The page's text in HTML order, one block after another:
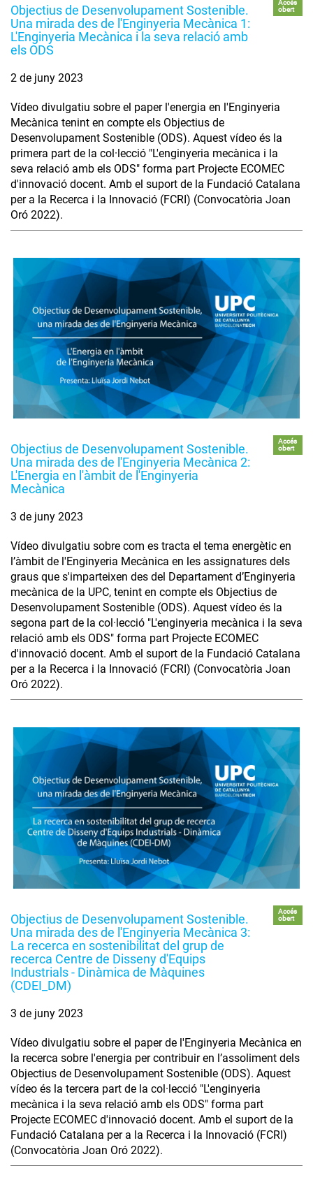
Objectius de Desenvolupament Sostenible.
Una mirada des de l'Enginyeria Mecànica 1:
L'Enginyeria Mecànica i la seva relació amb
els ODS
Accés
obert
2 de juny 2023
Vídeo divulgatiu sobre el paper l'energia en l'Enginyeria
Mecànica tenint en compte els Objectius de
Desenvolupament Sostenible (ODS). Aquest vídeo és la
primera part de la col·lecció "L'enginyeria mecànica i la
seva relació amb els ODS" forma part Projecte ECOMEC
d'innovació docent. Amb el suport de la Fundació Catalana
per a la Recerca i la Innovació (FCRI) (Convocatòria Joan
Oró 2022).
Objectius de Desenvolupament Sostenible.
Una mirada des de l'Enginyeria Mecànica 2:
L'Energia en l'àmbit de l'Enginyeria
Mecànica
Accés
obert
3 de juny 2023
Vídeo divulgatiu sobre com es tracta el tema energètic en
l’àmbit de l'Enginyeria Mecànica en les assignatures dels
graus que s'imparteixen des del Departament d’Enginyeria
mecànica de la UPC, tenint en compte els Objectius de
Desenvolupament Sostenible (ODS). Aquest vídeo és la
segona part de la col·lecció "L'enginyeria mecànica i la seva
relació amb els ODS" forma part Projecte ECOMEC
d'innovació docent. Amb el suport de la Fundació Catalana
per a la Recerca i la Innovació (FCRI) (Convocatòria Joan
Oró 2022).
Objectius de Desenvolupament Sostenible.
Una mirada des de l'Enginyeria Mecànica 3:
La recerca en sostenibilitat del grup de
recerca Centre de Disseny d'Equips
Industrials - Dinàmica de Màquines
(CDEI_DM)
Accés
obert
3 de juny 2023
Vídeo divulgatiu sobre el paper de l'Enginyeria Mecànica en
la recerca sobre l'energia per contribuir en l’assoliment dels
Objectius de Desenvolupament Sostenible (ODS). Aquest
vídeo és la tercera part de la col·lecció "L'enginyeria
mecànica i la seva relació amb els ODS" forma part
Projecte ECOMEC d'innovació docent. Amb el suport de la
Fundació Catalana per a la Recerca i la Innovació (FCRI)
(Convocatòria Joan Oró 2022).